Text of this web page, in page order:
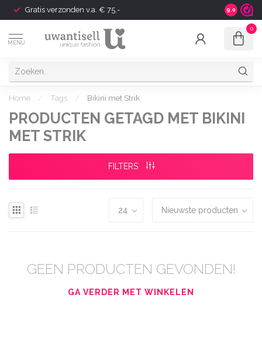
Gratis verzonden v.a. € 75,- Shipping
9.0
MENU
0
Home / Tags / Bikini met Strik
PRODUCTEN GETAGD MET BIKINI
MET STRIK
FILTERS
GEEN PRODUCTEN GEVONDEN!
GA VERDER MET WINKELEN